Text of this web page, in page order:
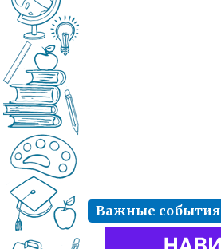
Важные события